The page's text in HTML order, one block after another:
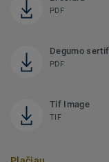
PDF
Degumo
PDF
Tif Image
TIF